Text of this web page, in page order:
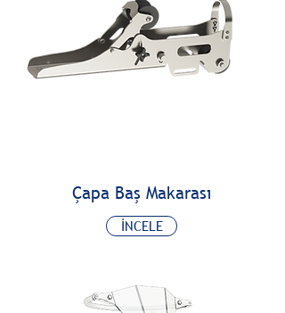
Çapa Baş Makarası
İNCELE